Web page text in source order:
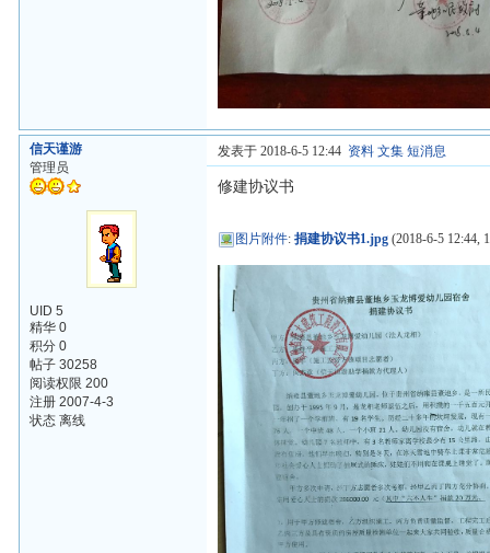
信天谨游
管理员
UID 5
精华 0
积分 0
帖子 30258
阅读权限 200
注册 2007-4-3
状态 离线
发表于 2018-6-5 12:44 资料 文集 短消息
修建协议书
图片附件:捐建协议书1.jpg (2018-6-5 12:44,